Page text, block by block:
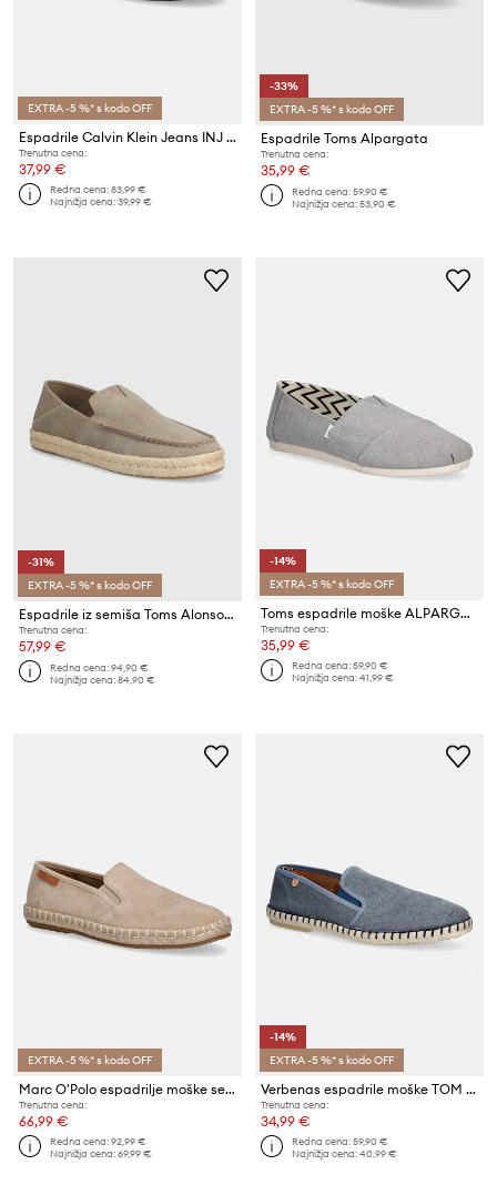
EXTRA -5 %* s kodo OFF
Espadrile Calvin Klein Jeans INJ ESPADRILLE CV SU
Trenutna cena:
37,99 €
Redna cena:83,99 €
Najnižja cena:39,99 €
-33%
EXTRA -5 %* s kodo OFF
Espadrile Toms Alpargata
Trenutna cena:
35,99 €
Redna cena:59,90 €
Najnižja cena:53,90 €
-31%
EXTRA -5 %* s kodo OFF
Espadrile iz semiša Toms Alonso Loafer Rope
Trenutna cena:
57,99 €
Redna cena:94,90 €
Najnižja cena:84,90 €
-14%
EXTRA -5 %* s kodo OFF
Toms espadrile moške ALPARGATA CLASSIC
Trenutna cena:
35,99 €
Redna cena:59,90 €
Najnižja cena:41,99 €
EXTRA -5 %* s kodo OFF
Marc O'Polo espadrilje moške semišaste Jerry 1B
Trenutna cena:
66,99 €
Redna cena:92,99 €
Najnižja cena:69,99 €
-14%
EXTRA -5 %* s kodo OFF
Verbenas espadrile moške TOM MALI
Trenutna cena:
34,99 €
Redna cena:59,90 €
Najnižja cena:40,99 €